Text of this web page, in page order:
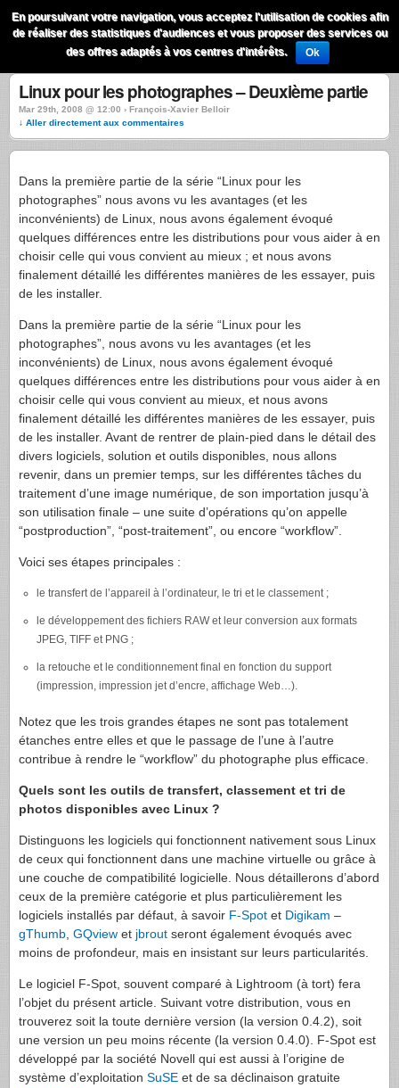
QuestionsPhoto Menu
Linux pour les photographes – Deuxième partie
Mar 29th, 2008 @ 12:00 › François-Xavier Belloir
↓ Aller directement aux commentaires
Dans la première partie de la série “Linux pour les
photographes” nous avons vu les avantages (et les
inconvénients) de Linux, nous avons également évoqué
quelques différences entre les distributions pour vous aider à en
choisir celle qui vous convient au mieux ; et nous avons
finalement détaillé les différentes manières de les essayer, puis
de les installer.
Dans la première partie de la série “Linux pour les
photographes”, nous avons vu les avantages (et les
inconvénients) de Linux, nous avons également évoqué
quelques différences entre les distributions pour vous aider à en
choisir celle qui vous convient au mieux, et nous avons
finalement détaillé les différentes manières de les essayer, puis
de les installer. Avant de rentrer de plain-pied dans le détail des
divers logiciels, solution et outils disponibles, nous allons
revenir, dans un premier temps, sur les différentes tâches du
traitement d’une image numérique, de son importation jusqu’à
son utilisation finale – une suite d’opérations qu’on appelle
“postproduction”, “post-traitement”, ou encore “workflow”.
Voici ses étapes principales :
le transfert de l’appareil à l’ordinateur, le tri et le classement ;
le développement des fichiers RAWet leur conversion aux formats
JPEG, TIFF et PNG ;
la retouche et le conditionnement final en fonction du support
(impression, impression jet d’encre, affichage Web…).
Notez que les trois grandes étapes ne sont pas totalement
étanches entre elles et que le passage de l’une à l’autre
contribue à rendre le “workflow” du photographe plus efficace.
Quels sont les outils de transfert, classement et tri de
photos disponibles avec Linux ?
Distinguons les logiciels qui fonctionnent nativement sous Linux
de ceux qui fonctionnent dans une machine virtuelle ou grâce à
une couche de compatibilité logicielle. Nous détaillerons d’abord
ceux de la première catégorie et plus particulièrement les
logiciels installés par défaut, à savoir F-Spot et Digikam –
gThumb GQview et jbrout seront également évoqués avec
moins de profondeur, mais en insistant sur leurs particularités.
Le logiciel F-Spot, souvent comparé à Lightroom (à tort) fera
l’objet du présent article. Suivant votre distribution, vous en
trouverez soit la toute dernière version (la version 0.4.2), soit
une version un peu moins récente (la version 0.4.0). F-Spot est
développé par la société Novell qui est aussi à l’origine de
système d’exploitation SuSE et de sa déclinaison gratuite
En poursuivant votre navigation, vous acceptez l'utilisation de cookies afin
de réaliser des statistiques d'audiences et vous proposer des services ou
des offres adaptés à vos centres d'intérêts.
Ok